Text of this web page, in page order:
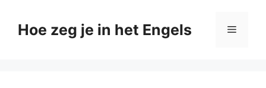
naarHoe zeg je in het Engels Menu